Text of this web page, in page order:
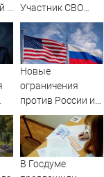
в
Участник СВО
рассказал, что
спасло его в
схватке с
медведем
Новые
ограничения
против России и
Ирана прошли
голосование в
Сенате США
В Госдуме